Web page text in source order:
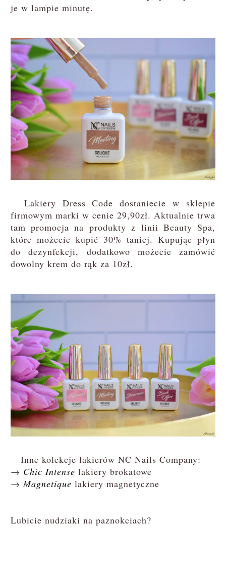
je w lampie minutę.
Lakiery Dress Code dostaniecie w sklepie
firmowym marki w cenie 29,90zł. Aktualnie trwa
tam promocja na produkty z linii Beauty Spa,
które możecie kupić 30% taniej. Kupując płyn
do dezynfekcji, dodatkowo możecie zamówić
dowolny krem do rąk za 10zł.
Inne kolekcje lakierów NC Nails Company:
→ Chic Intense lakiery brokatowe
→Magnetique lakiery magnetyczne
Lubicie nudziaki na paznokciach?